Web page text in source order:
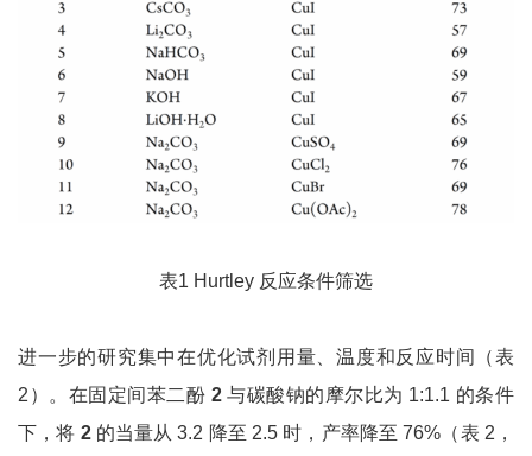
表1 Hurtley 反应条件筛选
进一步的研究集中在优化试剂用量、温度和反应时间（表
2）。在固定间苯二酚 2与碳酸钠的摩尔比为 1:1.1 的条件
下，将 2的当量从 3.2 降至 2.5 时，产率降至 76%（表 2，